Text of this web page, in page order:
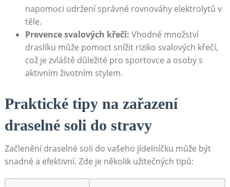
napomoci udržení správné rovnováhy elektrolytů v
těle.
Prevence svalových křečí: Vhodné množství
draslíku může pomoct snížit riziko svalových křečí,
což je zvláště důležité pro sportovce a osoby s
aktivním životním stylem.
Praktické tipy na zařazení
draselné soli do stravy
Začlenění draselné soli do vašeho jídelníčku může být
snadné a efektivní. Zde je několik užitečných tipů: